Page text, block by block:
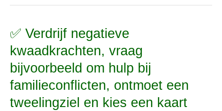
✅ Verdrijf negatieve
kwaadkrachten, vraag
bijvoorbeeld om hulp bij
familieconflicten, ontmoet een
tweelingziel en kies een kaart
✅
negatieve
kwaadkrachten,
vraag
bijvoorbeeld
om